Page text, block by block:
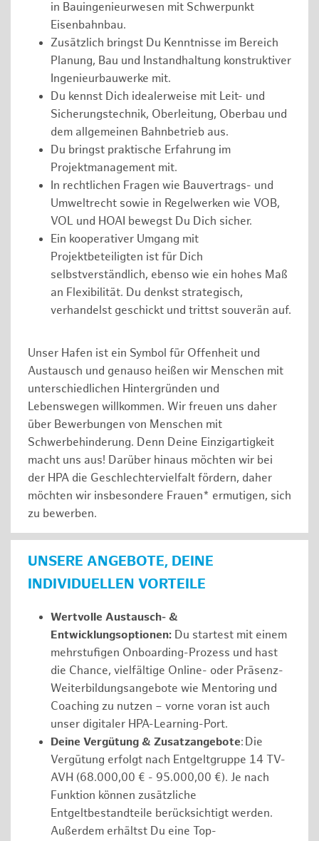
in Bauingenieurwesen mit Schwerpunkt
Eisenbahnbau.
Zusätzlich bringst Du Kenntnisse im Bereich
Planung, Bau und Instandhaltung konstruktiver
Ingenieurbauwerke mit.
Du kennst Dich idealerweise mit Leit- und
Sicherungstechnik, Oberleitung, Oberbau und
dem allgemeinen Bahnbetrieb aus.
Du bringst praktische Erfahrung im
Projektmanagement mit.
In rechtlichen Fragen wie Bauvertrags- und
Umweltrecht sowie in Regelwerken wie VOB,
VOL und HOAI bewegst Du Dich sicher.
Ein kooperativer Umgang mit
Projektbeteiligten ist für Dich
selbstverständlich, ebenso wie ein hohes Maß
an Flexibilität. Du denkst strategisch,
verhandelst geschickt und trittst souverän auf.
Unser Hafen ist ein Symbol für Offenheit und
Austausch und genauso heißen wir Menschen mit
unterschiedlichen Hintergründen und
Lebenswegen willkommen. Wir freuen uns daher
über Bewerbungen von Menschen mit
Schwerbehinderung. Denn Deine Einzigartigkeit
macht uns aus! Darüber hinaus möchten wir bei
der HPA die Geschlechtervielfalt fördern, daher
möchten wir insbesondere Frauen* ermutigen, sich
zu bewerben.
UNSERE ANGEBOTE, DEINE
INDIVIDUELLEN VORTEILE
Wertvolle Austausch- &
Entwicklungsoptionen: Du startest mit einem
mehrstufigen Onboarding-Prozess und hast
die Chance, vielfältige Online- oder Präsenz-
Weiterbildungsangebote wie Mentoring und
Coaching zu nutzen – vorne voran ist auch
unser digitaler HPA-Learning-Port.
Deine Vergütung & Zusatzangebote: Die
Vergütung erfolgt nach Entgeltgruppe 14 TV-
AVH (68.000,00 € - 95.000,00 €). Je nach
Funktion können zusätzliche
Entgeltbestandteile berücksichtigt werden.
Außerdem erhältst Du eine Top-